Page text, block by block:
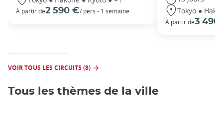
À partir de2 590 €/ pers - 1 semaine
Tokyo ●
À partir de3 490
VOIR TOUS LES CIRCUITS (8)
Tous les thèmes de la ville